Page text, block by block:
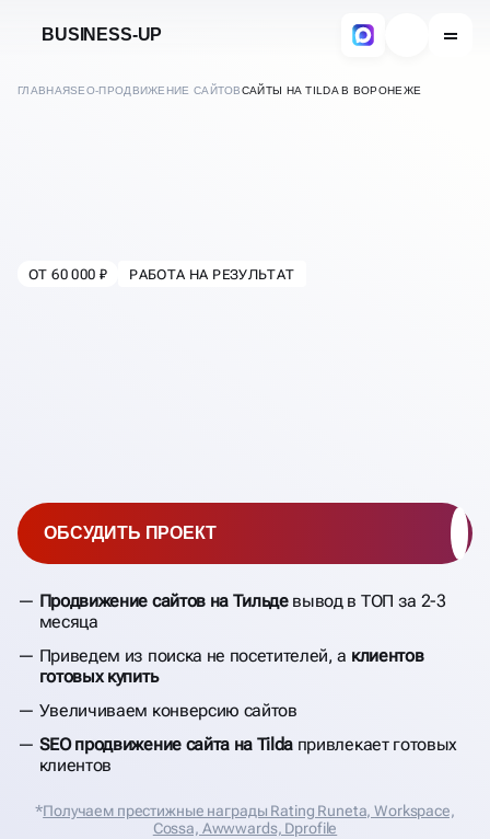
BUSINESS-UP
ГЛАВНАЯSEO-ПРОДВИЖЕНИЕ САЙТОВСАЙТЫ НА TILDA В ВОРОНЕЖЕ
ОТ 60 000 ₽ РАБОТА НА РЕЗУЛЬТАТ
Продвижение сайтов на Тильдевывод в ТОП за 2-3
месяца
Приведем из поиска не посетителей, а клиентов
готовых купить
Увеличиваем конверсию сайтов
SEO продвижение сайта на Tilda привлекает готовых
клиентов
ОБСУДИТЬ ПРОЕКТ
*Получаем престижные награды Rating Runeta, Workspace,
Cossa, Аwwwards, Dprofile